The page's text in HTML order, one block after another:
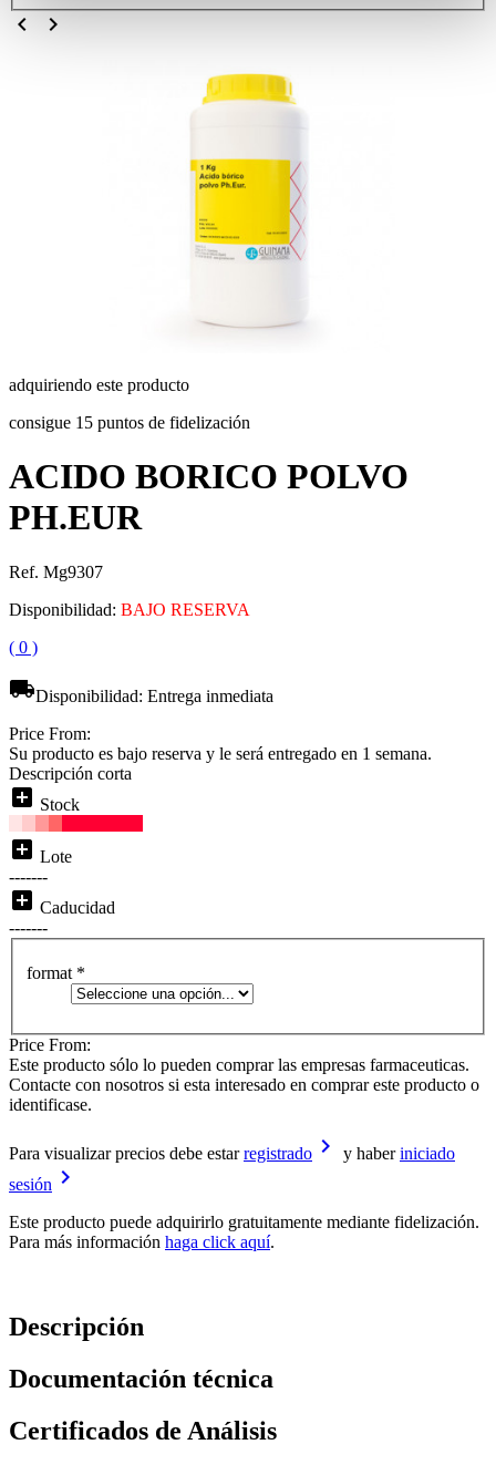
chevron_left chevron_right
adquiriendo este producto
consigue 15 puntos de fidelización
ACIDO BORICO POLVO
PH.EUR
Ref. Mg9307
Disponibilidad: BAJO RESERVA
( 0 )
local_shippingDisponibilidad: Entrega inmediata
Price From:
Su producto es bajo reserva y le será entregado en 1 semana.
Descripción corta
add_box Stock
add_box Lote
-------
add_box Caducidad
-------
format *
Price From:
Este producto sólo lo pueden comprar las empresas farmaceuticas.
Contacte con nosotros si esta interesado en comprar este producto o
identificase.
Para visualizar precios debe estarregistrado keyboard_arrow_right y haberiniciado
sesión keyboard_arrow_right
Este producto puede adquirirlo gratuitamente mediante fidelización.
Para más información haga click aquí.
Descripción
Documentación técnica
Certificados de Análisis